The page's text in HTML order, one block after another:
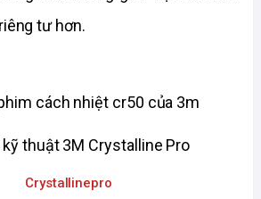
tư hơn.
thuật 3M Crystalline Pro